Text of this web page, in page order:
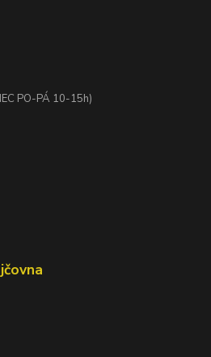
PO-PÁ 10-15h)